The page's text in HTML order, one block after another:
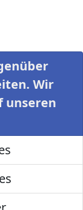
Wir
unseren